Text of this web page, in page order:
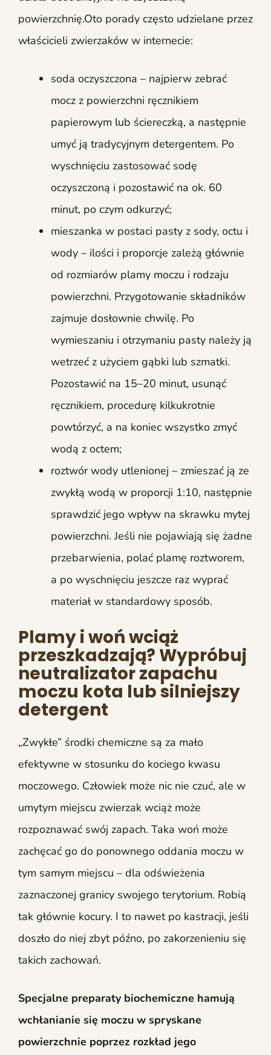
powierzchnię.Oto porady często udzielane przez
właścicieli zwierzaków w internecie:
soda oczyszczona – najpierw zebrać
mocz z powierzchni ręcznikiem
papierowym lub ściereczką, a następnie
umyć ją tradycyjnym detergentem. Po
wyschnięciu zastosować sodę
oczyszczoną i pozostawić na ok. 60
minut, po czym odkurzyć;
mieszanka w postaci pasty z sody, octu i
wody – ilości i proporcje zależą głównie
od rozmiarów plamy moczu i rodzaju
powierzchni. Przygotowanie składników
zajmuje dosłownie chwilę. Po
wymieszaniu i otrzymaniu pasty należy ją
wetrzeć z użyciem gąbki lub szmatki.
Pozostawić na 15–20 minut, usunąć
ręcznikiem, procedurę kilkukrotnie
powtórzyć, a na koniec wszystko zmyć
wodą z octem;
roztwór wody utlenionej – zmieszać ją ze
zwykłą wodą w proporcji 1:10, następnie
sprawdzić jego wpływ na skrawku mytej
powierzchni. Jeśli nie pojawiają się żadne
przebarwienia, polać plamę roztworem,
a po wyschnięciu jeszcze raz wyprać
materiał w standardowy sposób.
Plamy i woń wciąż
przeszkadzają? Wypróbuj
neutralizator zapachu
moczu kota lub silniejszy
detergent
„Zwykłe” środki chemiczne są za mało
efektywne w stosunku do kociego kwasu
moczowego. Człowiek może nic nie czuć, ale w
umytym miejscu zwierzak wciąż może
rozpoznawać swój zapach. Taka woń może
zachęcać go do ponownego oddania moczu w
tym samym miejscu – dla odświeżenia
zaznaczonej granicy swojego terytorium. Robią
tak głównie kocury. I to nawet po kastracji, jeśli
doszło do niej zbyt późno, po zakorzenieniu się
takich zachowań.
Specjalne preparaty biochemiczne hamują
wchłanianie się moczu w spryskane
powierzchnie poprzez rozkład jego